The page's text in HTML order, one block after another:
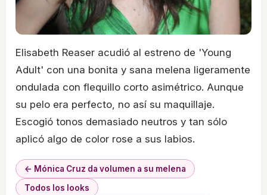
Elisabeth Reaser acudió al estreno de 'Young
Adult' con una bonita y sana melena ligeramente
ondulada con flequillo corto asimétrico. Aunque
su pelo era perfecto, no así su maquillaje.
Escogió tonos demasiado neutros y tan sólo
aplicó algo de color rose a sus labios.
← Mónica Cruz da volumen a su melena
Todos los looks